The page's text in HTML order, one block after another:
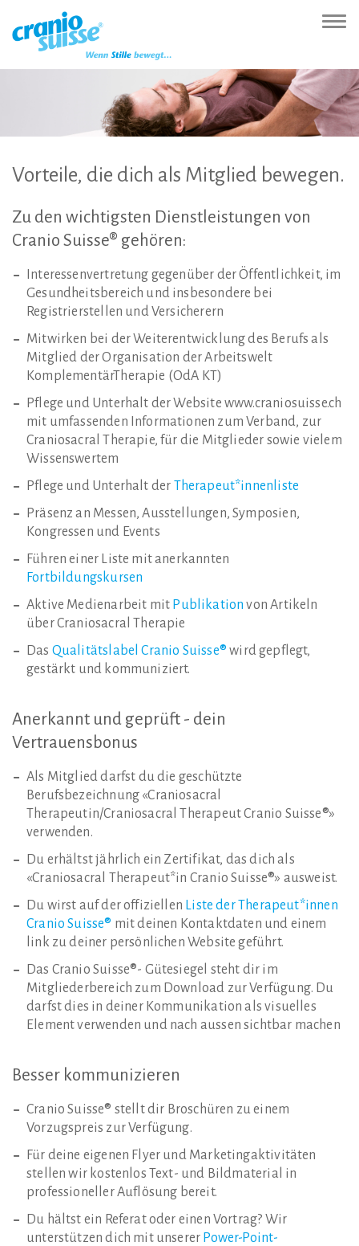
(Accesskey
Hauptnavigation
(Accesskey
Inhalt
(Accesskey
Sprachumschaltung
(Accesskey
Vorteile, die dich als Mitglied bewegen.
Zu den wichtigsten Dienstleistungen von
Cranio Suisse® gehören:
Interessenvertretung gegenüber der Öffentlichkeit, im
Gesundheitsbereich und insbesondere bei
Registrierstellen und Versicherern
Mitwirken bei der Weiterentwicklung des Berufs als
Mitglied der Organisation der Arbeitswelt
KomplementärTherapie (OdA KT)
Pflege und Unterhalt der Website www.craniosuisse.ch
mit umfassenden Informationen zum Verband, zur
Craniosacral Therapie, für die Mitglieder sowie vielem
Wissenswertem
Pflege und Unterhalt der Therapeut*innenliste
Präsenz an Messen, Ausstellungen, Symposien,
Kongressen und Events
Führen einer Liste mit anerkannten
Fortbildungskursen
Aktive Medienarbeit mit Publikation von Artikeln
über Craniosacral Therapie
Das Qualitätslabel Cranio Suisse® wird gepflegt,
gestärkt und kommuniziert.
Anerkannt und geprüft - dein
Vertrauensbonus
Als Mitglied darfst du die geschützte
Berufsbezeichnung «Craniosacral
Therapeutin/Craniosacral Therapeut Cranio Suisse®»
verwenden.
Du erhältst jährlich ein Zertifikat, das dich als
«Craniosacral Therapeut*in Cranio Suisse®» ausweist.
Du wirst auf der offiziellen Liste der Therapeut*innen
Cranio Suisse® mit deinen Kontaktdaten und einem
link zu deiner persönlichen Website geführt.
Das Cranio Suisse®- Gütesiegel steht dir im
Mitgliederbereich zum Download zur Verfügung. Du
darfst dies in deiner Kommunikation als visuelles
Element verwenden und nach aussen sichtbar machen
Besser kommunizieren
Cranio Suisse® stellt dir Broschüren zu einem
Vorzugspreis zur Verfügung.
Für deine eigenen Flyer und Marketingaktivitäten
stellen wir kostenlos Text- und Bildmaterial in
professioneller Auflösung bereit.
Du hältst ein Referat oder einen Vortrag? Wir
unterstützen dich mit unserer Power-Point-